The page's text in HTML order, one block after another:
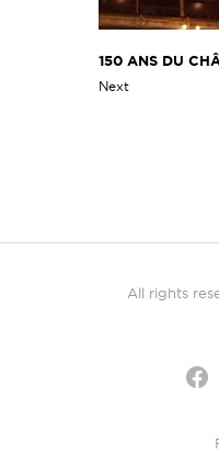
150 ANS DU
Next
All rights